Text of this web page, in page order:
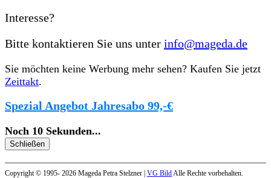
Interesse?
Bitte kontaktieren Sie uns unter info@mageda.de
Sie möchten keine Werbung mehr sehen? Kaufen Sie jetzt
Zeittakt.
Spezial Angebot Jahresabo 99,-€
Noch 10 Sekunden...
Schließen
Copyright © 1995- 2026 Mageda Petra Stelzner | VG Bild Alle Rechte vorbehalten.